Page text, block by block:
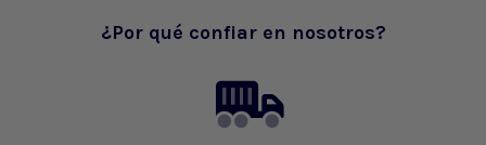
¿Por qué confiar en nosotros?